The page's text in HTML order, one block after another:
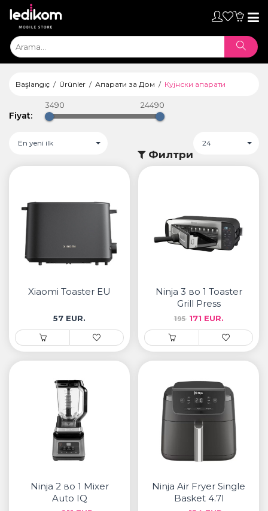
Başlangıç Ürünler Апарати за Дом Кујнски апарати
Fiyat:
3490 24490
En yeni ilk 24
Филтри
Xiaomi Toaster EU
57 EUR.
Ninja 3 во 1 Toaster
Grill Press
195 171 EUR.
Ninja 2 во 1 Mixer
Auto IQ
Ninja Air Fryer Single
Basket 4.7l
ТАБЛЕТИ
• iPad
• Samsung
• Xiaomi
РЕМЕНИ ЗА ЧАСОВНИК
• Apple watch
• Galaxy watch
• Останато
PLAYSTATION
ПРОЕКТОРИ